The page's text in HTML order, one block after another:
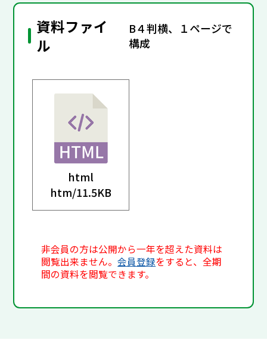
資料ファイ
ル
B４判横、１ページで
構成
html
htm/11.5KB
非会員の方は公開から一年を超えた資料は
閲覧出来ません。会員登録をすると、全期
間の資料を閲覧できます。